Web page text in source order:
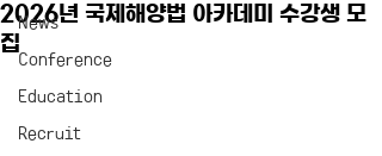
News
Conference
Education
Recruit
2026년 국제해양법 아카데미 수강생 모
집